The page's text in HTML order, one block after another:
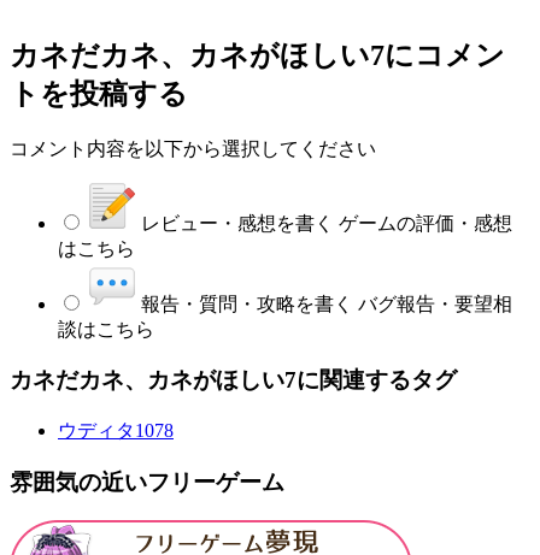
カネだカネ、カネがほしい7にコメン
トを投稿する
コメント内容を以下から選択してください
レビュー・感想を書く ゲームの評価・感想
はこちら
報告・質問・攻略を書く バグ報告・要望相
談はこちら
カネだカネ、カネがほしい7に関連するタグ
ウディタ1078
雰囲気の近いフリーゲーム